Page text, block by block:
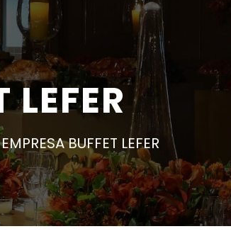
LEFER
BUFFET LEFER